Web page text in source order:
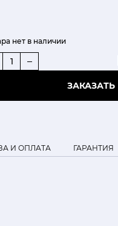
нет в наличии
–
ЗАКАЗАТЬ
И ОПЛАТА ГАРАНТИЯ